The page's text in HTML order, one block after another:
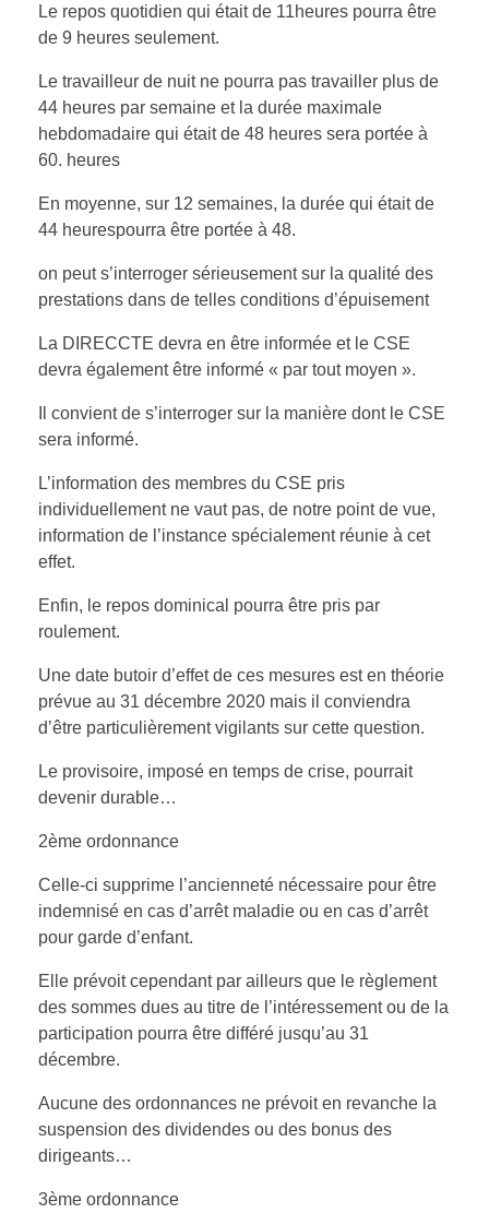
Le repos quotidien qui était de 11heures pourra être
de 9 heures seulement.
Le travailleur de nuit ne pourra pas travailler plus de
44 heures par semaine et la durée maximale
hebdomadaire qui était de 48 heures sera portée à
60. heures
En moyenne, sur 12 semaines, la durée qui était de
44 heurespourra être portée à 48.
on peut s’interroger sérieusement sur la qualité des
prestations dans de telles conditions d’épuisement
La DIRECCTE devra en être informée et le CSE
devra également être informé « par tout moyen ».
Il convient de s’interroger sur la manière dont le CSE
sera informé.
L’information des membres du CSE pris
individuellement ne vaut pas, de notre point de vue,
information de l’instance spécialement réunie à cet
effet.
Enfin, le repos dominical pourra être pris par
roulement.
Une date butoir d’effet de ces mesures est en théorie
prévue au 31 décembre 2020 mais il conviendra
d’être particulièrement vigilants sur cette question.
Le provisoire, imposé en temps de crise, pourrait
devenir durable…
2ème ordonnance
Celle-ci supprime l’ancienneté nécessaire pour être
indemnisé en cas d’arrêt maladie ou en cas d’arrêt
pour garde d’enfant.
Elle prévoit cependant par ailleurs que le règlement
des sommes dues au titre de l’intéressement ou de la
participation pourra être différé jusqu’au 31
décembre.
Aucune des ordonnances ne prévoit en revanche la
suspension des dividendes ou des bonus des
dirigeants…
3ème ordonnance